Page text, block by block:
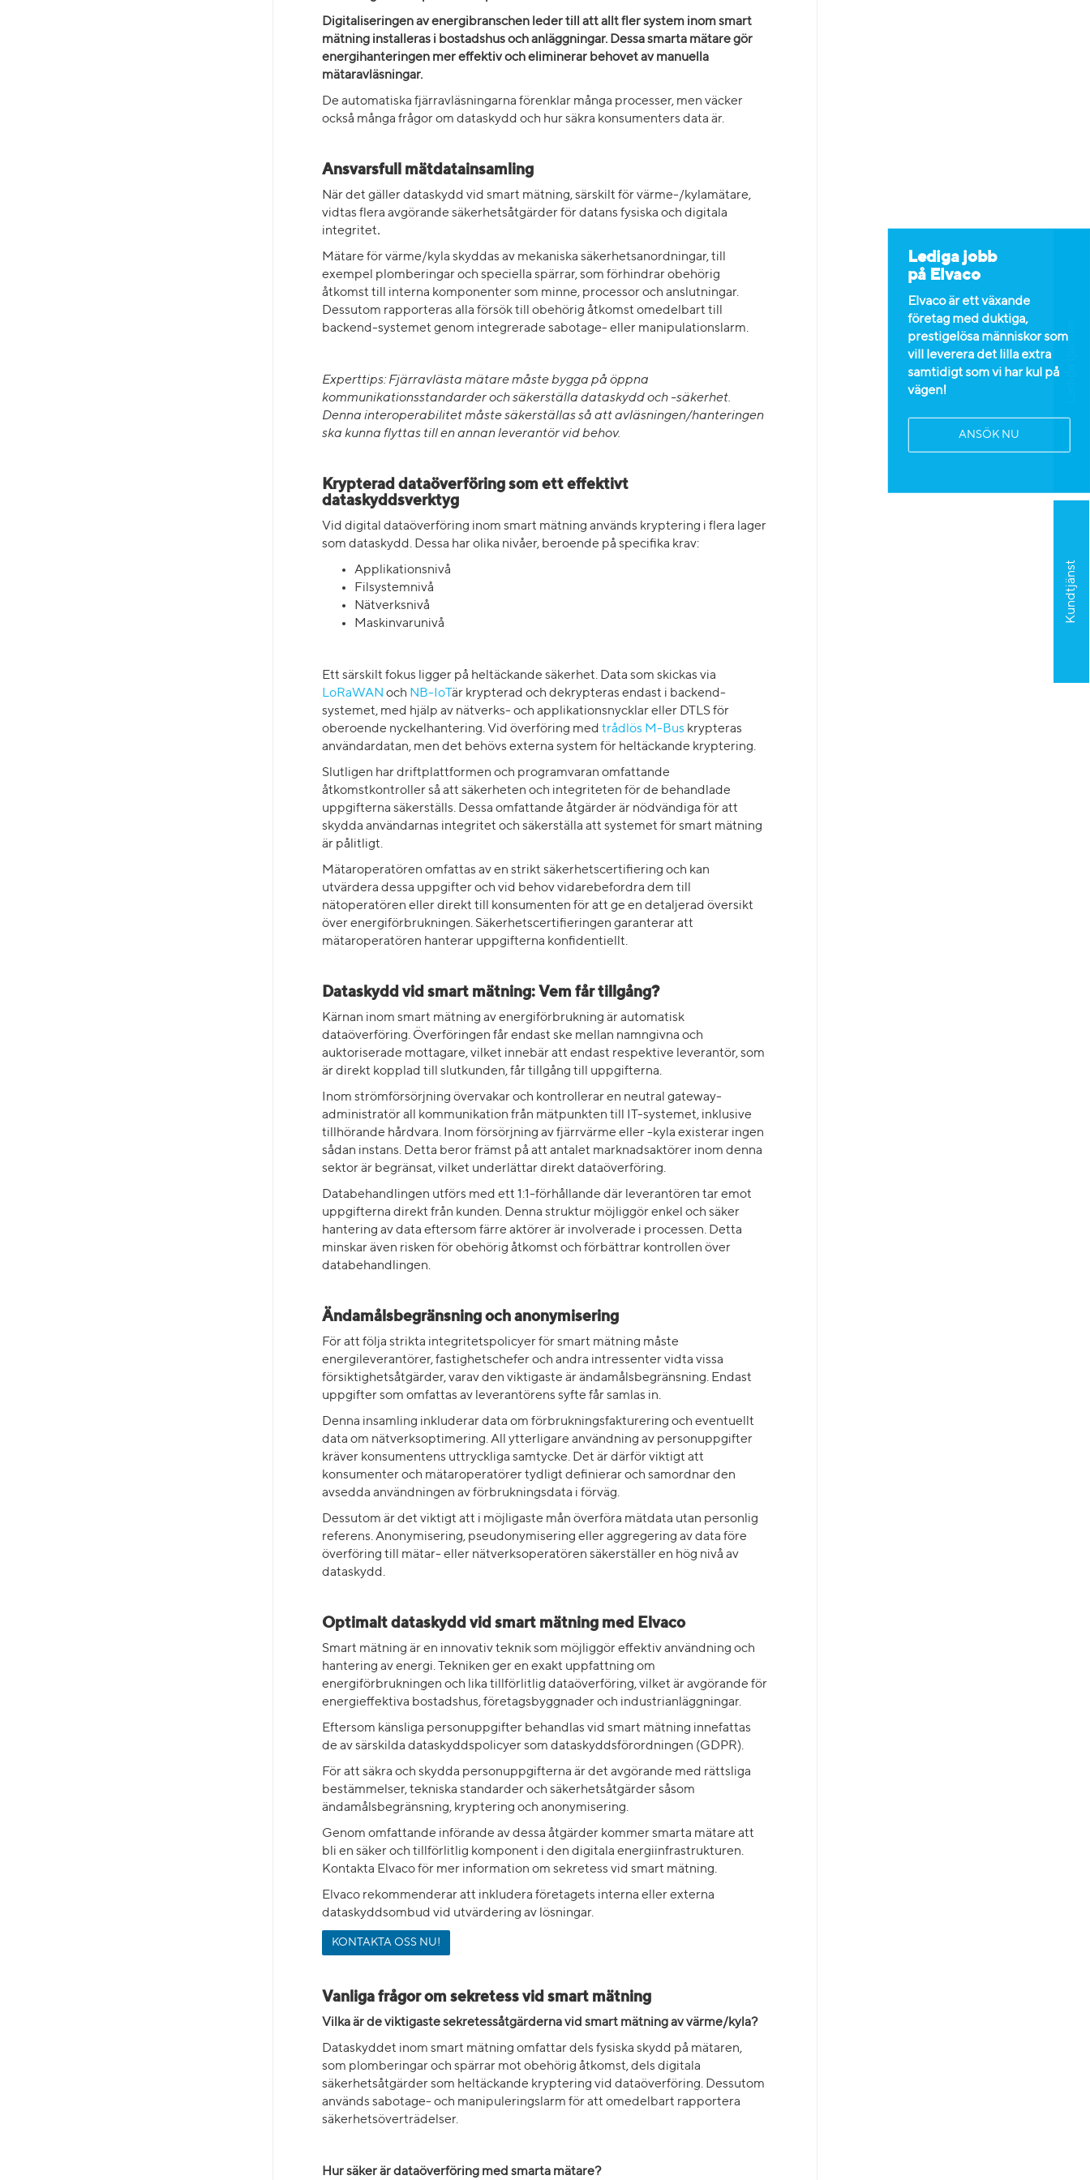
Kundtjänst
Lediga tjänster
Lediga jobb
på Elvaco
Elvaco är ett växande
företag med duktiga,
prestigelösa människor som
vill leverera det lilla extra
samtidigt som vi har kul på
vägen!
ANSÖK NU
Digitaliseringen av energibranschen leder till att allt fler system inom smart
mätning installeras i bostadshus och anläggningar. Dessa smarta mätare gör
energihanteringen mer effektiv och eliminerar behovet av manuella
mätaravläsningar.
De automatiska fjärravläsningarna förenklar många processer, men väcker
också många frågor om dataskydd och hur säkra konsumenters data är.
Ansvarsfull mätdatainsamling
När det gäller dataskydd vid smart mätning, särskilt för värme-/kylamätare,
vidtas flera avgörande säkerhetsåtgärder för datans fysiska och digitala
integritet.
Mätare för värme/kyla skyddas av mekaniska säkerhetsanordningar, till
exempel plomberingar och speciella spärrar, som förhindrar obehörig
åtkomst till interna komponenter som minne, processor och anslutningar.
Dessutom rapporteras alla försök till obehörig åtkomst omedelbart till
backend-systemet genom integrerade sabotage- eller manipulationslarm.
Experttips:Fjärravlästa mätare måste bygga på öppna
kommunikationsstandarder och säkerställa dataskydd och -säkerhet.
Denna interoperabilitet måste säkerställas så att avläsningen/hanteringen
ska kunna flyttas till en annan leverantör vid behov.
Krypterad dataöverföring som ett effektivt
dataskyddsverktyg
Vid digital dataöverföring inom smart mätning används kryptering i flera lager
som dataskydd. Dessa har olika nivåer, beroende på specifika krav:
Applikationsnivå
Filsystemnivå
Nätverksnivå
Maskinvarunivå
Ett särskilt fokus ligger på heltäckande säkerhet. Data som skickas via
LoRaWAN och NB-IoTär krypterad och dekrypteras endast i backend-
systemet, med hjälp av nätverks- och applikationsnycklar eller DTLS för
oberoende nyckelhantering. Vid överföring med trådlös M-Bus krypteras
användardatan, men det behövs externa system för heltäckande kryptering.
Slutligen har driftplattformen och programvaran omfattande
åtkomstkontroller så att säkerheten och integriteten för de behandlade
uppgifterna säkerställs. Dessa omfattande åtgärder är nödvändiga för att
skydda användarnas integritet och säkerställa att systemet för smart mätning
är pålitligt.
Mätaroperatören omfattas av en strikt säkerhetscertifiering och kan
utvärdera dessa uppgifter och vid behov vidarebefordra dem till
nätoperatören eller direkt till konsumenten för att ge en detaljerad översikt
över energiförbrukningen. Säkerhetscertifieringen garanterar att
mätaroperatören hanterar uppgifterna konfidentiellt.
Dataskydd vid smart mätning: Vem får tillgång?
Kärnan inom smart mätning av energiförbrukning är automatisk
dataöverföring. Överföringen får endast ske mellan namngivna och
auktoriserade mottagare, vilket innebär att endast respektive leverantör, som
är direkt kopplad till slutkunden, får tillgång till uppgifterna.
Inom strömförsörjning övervakar och kontrollerar en neutral gateway-
administratör all kommunikation från mätpunkten till IT-systemet, inklusive
tillhörande hårdvara. Inom försörjning av fjärrvärme eller -kyla existerar ingen
sådan instans. Detta beror främst på att antalet marknadsaktörer inom denna
sektor är begränsat, vilket underlättar direkt dataöverföring.
Databehandlingen utförs med ett 1:1-förhållande där leverantören tar emot
uppgifterna direkt från kunden. Denna struktur möjliggör enkel och säker
hantering av data eftersom färre aktörer är involverade i processen. Detta
minskar även risken för obehörig åtkomst och förbättrar kontrollen över
databehandlingen.
Ändamålsbegränsning och anonymisering
För att följa strikta integritetspolicyer för smart mätning måste
energileverantörer, fastighetschefer och andra intressenter vidta vissa
försiktighetsåtgärder, varav den viktigaste är ändamålsbegränsning. Endast
uppgifter som omfattas av leverantörens syfte får samlas in.
Denna insamling inkluderar data om förbrukningsfakturering och eventuellt
data om nätverksoptimering. All ytterligare användning av personuppgifter
kräver konsumentens uttryckliga samtycke. Det är därför viktigt att
konsumenter och mätaroperatörer tydligt definierar och samordnar den
avsedda användningen av förbrukningsdata i förväg.
Dessutom är det viktigt att i möjligaste mån överföra mätdata utan personlig
referens. Anonymisering, pseudonymisering eller aggregering av data före
överföring till mätar- eller nätverksoperatören säkerställer en hög nivå av
dataskydd.
Optimalt dataskydd vid smart mätning med Elvaco
Smart mätning är en innovativ teknik som möjliggör effektiv användning och
hantering av energi. Tekniken ger en exakt uppfattning om
energiförbrukningen och lika tillförlitlig dataöverföring, vilket är avgörande för
energieffektiva bostadshus, företagsbyggnader och industrianläggningar.
Eftersom känsliga personuppgifter behandlas vid smart mätning innefattas
de av särskilda dataskyddspolicyer som dataskyddsförordningen (GDPR).
För att säkra och skydda personuppgifterna är det avgörande med rättsliga
bestämmelser, tekniska standarder och säkerhetsåtgärder såsom
ändamålsbegränsning, kryptering och anonymisering.
Genom omfattande införande av dessa åtgärder kommer smarta mätare att
bli en säker och tillförlitlig komponent i den digitala energiinfrastrukturen.
Kontakta Elvaco för mer information om sekretess vid smart mätning.
Elvaco rekommenderar att inkludera företagets interna eller externa
dataskyddsombud vid utvärdering av lösningar.
KONTAKTA OSS NU!
Vanliga frågor om sekretess vid smart mätning
Vilka är de viktigaste sekretessåtgärderna vid smart mätning av värme/kyla?
Dataskyddet inom smart mätning omfattar dels fysiska skydd på mätaren,
som plomberingar och spärrar mot obehörig åtkomst, dels digitala
säkerhetsåtgärder som heltäckande kryptering vid dataöverföring. Dessutom
används sabotage- och manipuleringslarm för att omedelbart rapportera
säkerhetsöverträdelser.
Hur säker är dataöverföring med smarta mätare?